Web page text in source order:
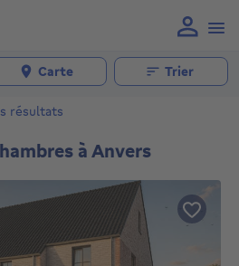
Carte Trier
résultats
à Anvers